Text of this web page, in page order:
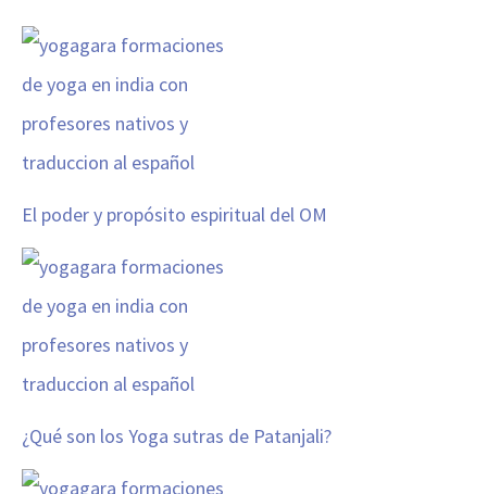
El poder y propósito espiritual del OM
¿Qué son los Yoga sutras de Patanjali?